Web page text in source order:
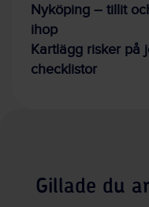
Nyköping – tillit
ihop
Kartlägg risker på
checklistor
Gillade du